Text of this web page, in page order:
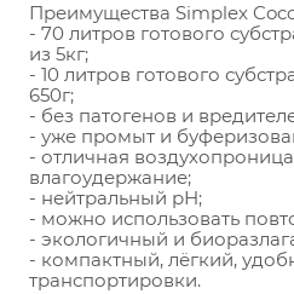
Преимущества Simplex
- 70 литров готового
из 5кг;
- 10 литров готового
650г;
- без патогенов и
- уже промыт и
- отличная
влагоудержание;
- нейтральный рН;
- можно использовать
- экологичный и
- компактный, лёгкий,
транспортировки.